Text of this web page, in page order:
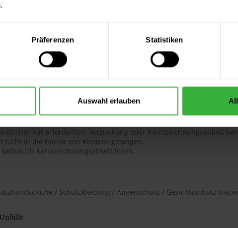
Präferenzen Statistiken
Auswahl erlauben
Hautreizungen.
schwere Augenreizung.
Rat erforderlich, Verpackung oder Kennzeichnungsetikett
nicht in die Hände von Kindern gelangen.
Gebrauch Kennzeichnungsetikett lesen.
/ Schutzkleidung / Augenschutz / Gesichtsschutz